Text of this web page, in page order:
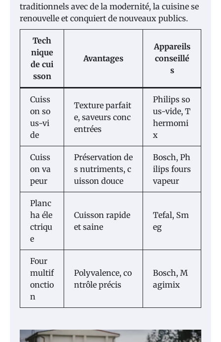
traditionnels avec de la modernité, la cuisine se
renouvelle et conquiert de nouveaux publics.
Tech
nique
de cui
sson
Avantages
Appareils
conseillé
s
Cuiss
on so
us-vi
de
Texture parfait
e, saveurs conc
entrées
Philips so
us-vide, T
hermomi
x
Cuiss
on va
peur
Préservation de
s nutriments, c
uisson douce
Bosch, Ph
ilips fours
vapeur
Planc
ha éle
ctriqu
e
Cuisson rapide
et saine
Tefal, Sm
eg
Four
multif
onctio
n
Polyvalence, co
ntrôle précis
Bosch, M
agimix